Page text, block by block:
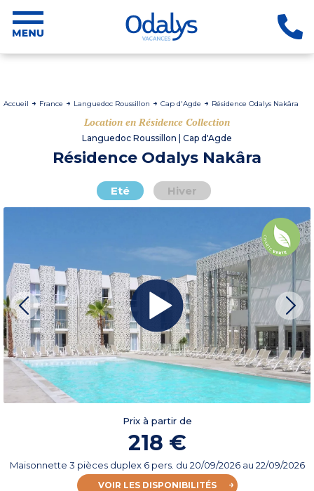
Accueil France Languedoc Roussillon Cap d'Agde Résidence Odalys Nakâra
Location en Résidence Collection
Languedoc Roussillon | Cap d'Agde
Résidence Odalys Nakâra
Eté Hiver
Prix à partir de
218 €
Maisonnette 3 pièces duplex 6 pers. du 20/09/2026au 22/09/2026
VOIR LES DISPONIBILITÉS